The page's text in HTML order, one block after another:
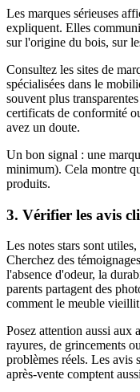
Les marques sérieuses
expliquent. Elles
sur l'origine du bois, sur
Consultez les sites de
spécialisées dans le
souvent plus
certificats de conformité
avez un doute.
Un bon signal : une
minimum). Cela montre
produits.
3. Vérifier les avis
Les notes stars sont
Cherchez des
l'absence d'odeur, la
parents partagent des
comment le meuble
Posez attention aussi aux
rayures, de grincements
problèmes réels. Les avis
après-vente comptent